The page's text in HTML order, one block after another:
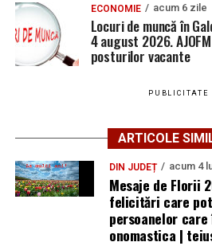
ECONOMIE acum 6 zile
Locuri de muncă în
4 august 2026.
posturilor vacante
PUBLICITATE
ARTICOLE
DIN JUDEȚ acum 4
Mesaje de Florii
felicitări care
persoanelor
onomastica |